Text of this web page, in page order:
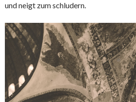
und neigt zum schludern.